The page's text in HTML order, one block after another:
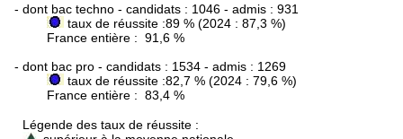
- dont bac techno - candidats : 1046 - admis : 931
taux de réussite :89 % (2024 : 87,3 %)
France entière : 91,6 %
- dont bac pro - candidats : 1534 - admis : 1269
taux de réussite :82,7 % (2024 : 79,6 %)
France entière : 83,4 %
Légende des taux de réussite :